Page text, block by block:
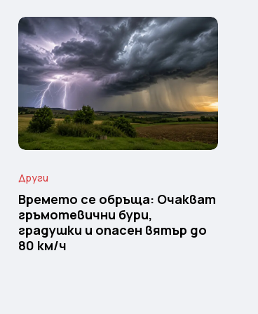
Други
Времето се обръща: Очакват
гръмотевични бури,
градушки и опасен вятър до
80 км/ч